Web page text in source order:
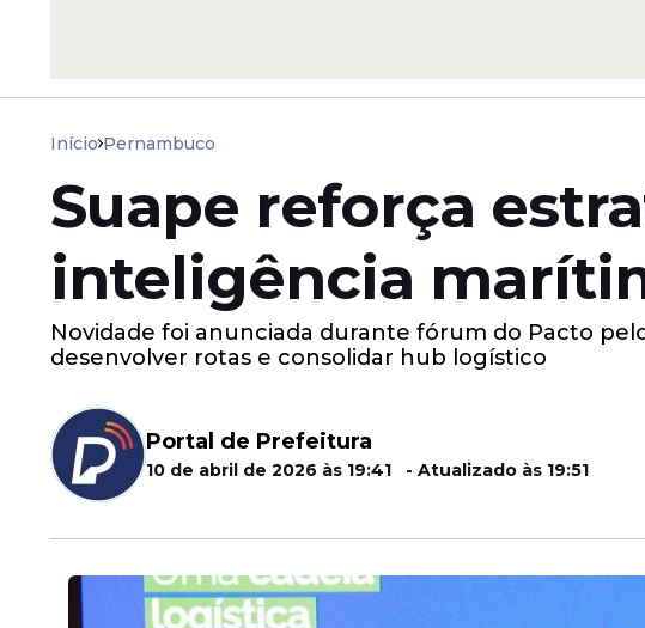
Início Pernambuco
Suape reforça
inteligência
Novidade foi anunciada durante fórum do Pacto
desenvolver rotas e consolidar hub logístico
Portal de Prefeitura
10 de abril de 2026 às 19:41 - Atualizado às 19:51